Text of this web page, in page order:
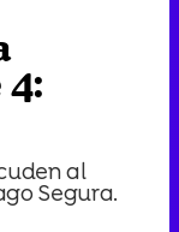
al
Segura.